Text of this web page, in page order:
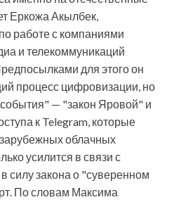
Еркожа Акылбек,
работе с компаниями
и телекоммуникаций
для этого он
процесс цифровизации, но
— "закон Яровой" и
к Telegram, которые
облачных
усилится в связи с
силу закона о "суверенном
По словам Максима